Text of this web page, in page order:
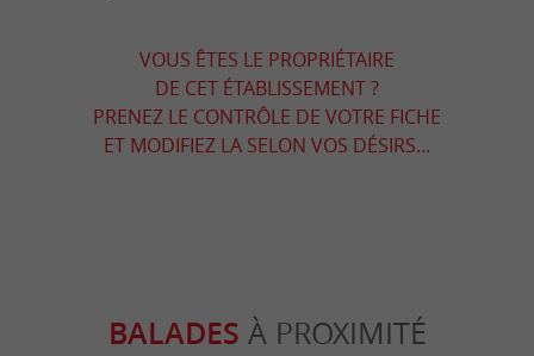
VOUS ÊTES LE PROPRIÉTAIRE
DE CET ÉTABLISSEMENT ?
PRENEZ LE CONTRÔLE DE VOTRE FICHE
ET MODIFIEZ LA SELON VOS DÉSIRS...
BALADES À PROXIMITÉ